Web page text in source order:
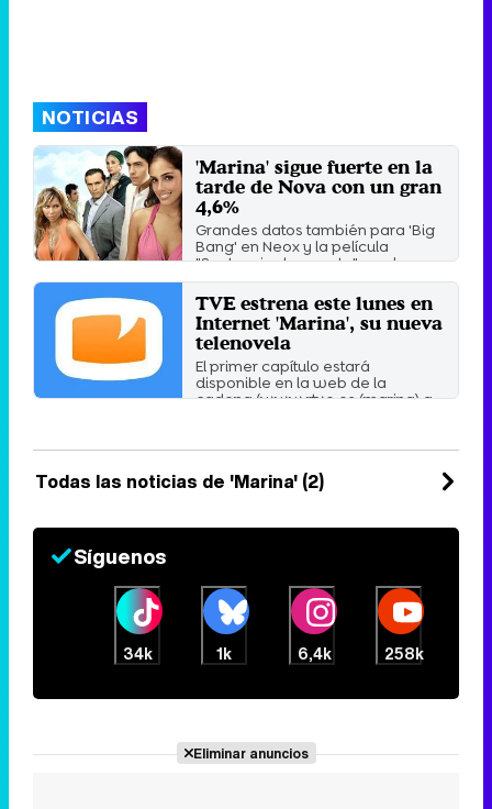
NOTICIAS
'Marina' sigue fuerte en la
tarde de Nova con un gran
4,6%
Grandes datos también para 'Big
Bang' en Neox y la película
"Sentencia de muerte" en el ...
Jueves 3 Julio 2014 09:03
TVE estrena este lunes en
Internet 'Marina', su nueva
telenovela
El primer capítulo estará
disponible en la web de la
cadena (www.rtve.es/marina) a
Todas las noticias de 'Marina' (2)
Síguenos
34k 1k 6,4k 258k
Eliminar anuncios